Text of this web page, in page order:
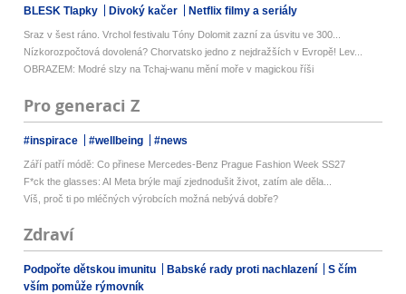
BLESK Tlapky Divoký kačer Netflix filmy a seriály
Sraz v šest ráno. Vrchol festivalu Tóny Dolomit zazní za úsvitu ve 300...
Nízkorozpočtová dovolená? Chorvatsko jedno z nejdražších v Evropě! Lev...
OBRAZEM: Modré slzy na Tchaj-wanu mění moře v magickou říši
Pro generaci Z
#inspirace #wellbeing #news
Září patří módě: Co přinese Mercedes-Benz Prague Fashion Week SS27
F*ck the glasses: AI Meta brýle mají zjednodušit život, zatím ale děla...
Víš, proč ti po mléčných výrobcích možná nebývá dobře?
Zdraví
Podpořte dětskou imunitu Babské rady proti nachlazení
S čím
vším pomůže rýmovník